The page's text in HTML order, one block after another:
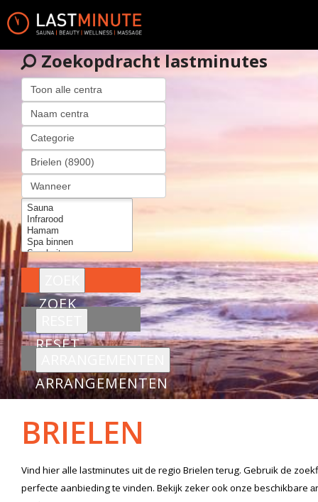
Zoekopdracht lastminutes
ZOEK
RESET
ARRANGEMENTEN
BRIELEN
Vind hier alle lastminutes uit de regio Brielenterug. Gebruik de
perfecte aanbieding te vinden. Bekijk zeker ook onze beschikbare